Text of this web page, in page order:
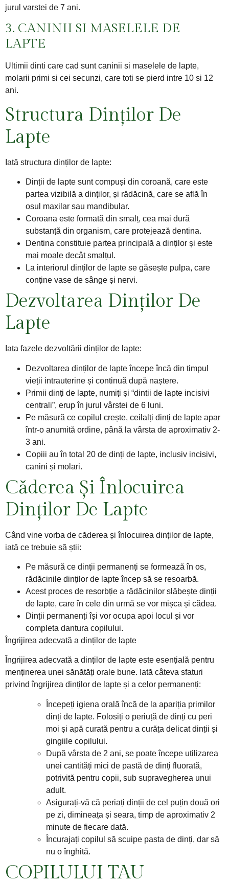
jurul varstei de 7 ani.
3. CANINII SI MASELELE DE
LAPTE
Ultimii dinti care cad sunt caninii si maselele de lapte,
molarii primi si cei secunzi, care toti se pierd intre 10 si 12
ani.​
Structura Dinților De
Lapte
Iată structura dinților de lapte:
Dinții de lapte sunt compuși din coroană, care este
partea vizibilă a dinților, și rădăcină, care se află în
osul maxilar sau mandibular.
Coroana este formată din smalț, cea mai dură
substanță din organism, care protejează dentina.
Dentina constituie partea principală a dinților și este
mai moale decât smalțul.
La interiorul dinților de lapte se găsește pulpa, care
conține vase de sânge și nervi.
Dezvoltarea Dinților De
Lapte
Iata fazele dezvoltării dinților de lapte:
Dezvoltarea dinților de lapte începe încă din timpul
vieții intrauterine și continuă după naștere.
Primii dinți de lapte, numiți și “dintii de lapte incisivi
centrali”, erup în jurul vârstei de 6 luni.
Pe măsură ce copilul crește, ceilalți dinți de lapte apar
într-o anumită ordine, până la vârsta de aproximativ 2-
3 ani.
Copiii au în total 20 de dinți de lapte, inclusiv incisivi,
canini și molari.
Căderea Și Înlocuirea
Dinților De Lapte
Când vine vorba de căderea și înlocuirea dinților de lapte,
iată ce trebuie să știi:
Pe măsură ce dinții permanenți se formează în os,
rădăcinile dinților de lapte încep să se resoarbă.
Acest proces de resorbție a rădăcinilor slăbește dinții
de lapte, care în cele din urmă se vor mișca și cădea.
Dinții permanenți își vor ocupa apoi locul și vor
completa dantura copilului.
Îngrijirea adecvată a dinților de lapte
Îngrijirea adecvată a dinților de lapte este esențială pentru
menținerea unei sănătăți orale bune. Iată câteva sfaturi
privind îngrijirea dinților de lapte și a celor permanenți:
Începeți igiena orală încă de la apariția primilor
dinți de lapte. Folosiți o periuță de dinți cu peri
moi și apă curată pentru a curăța delicat dinții și
gingiile copilului.
După vârsta de 2 ani, se poate începe utilizarea
unei cantități mici de pastă de dinți fluorată,
potrivită pentru copii, sub supravegherea unui
adult.
Asigurați-vă că periați dinții de cel puțin două ori
pe zi, dimineața și seara, timp de aproximativ 2
minute de fiecare dată.
Încurajați copilul să scuipe pasta de dinți, dar să
nu o înghită.
COPILULUI TAU